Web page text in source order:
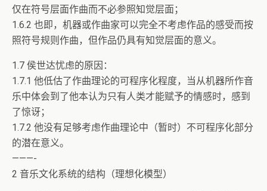
仅在符号层面作曲而不必参照知觉层面；
1.6.2 也即，机器或作曲家可以完全不考虑作品的感受而按
照符号规则作曲，但作品仍具有知觉层面的意义。
1.7 侯世达忧虑的原因：
1.7.1 他低估了作曲理论的可程序化程度，当从机器所作音
乐中体会到了他本认为只有人类才能赋予的情感时，感到
了惊讶；
1.7.2 他没有足够考虑作曲理论中（暂时）不可程序化部分
的潜在意义。
———-
2 音乐文化系统的结构（理想化模型）